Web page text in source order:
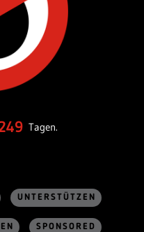
Tagen.
UNTERSTÜTZEN
SPONSORED